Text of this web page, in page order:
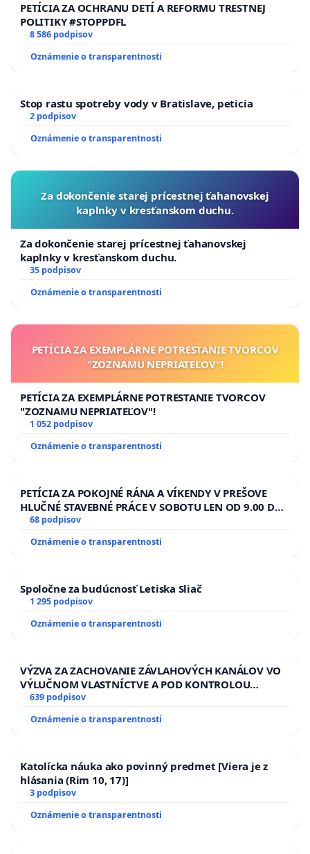
PETÍCIA ZA OCHRANU DETÍ A REFORMU TRESTNEJ
POLITIKY #STOPPDFL
8 586 podpisov
Oznámenie o transparentnosti
Stop rastu spotreby vody v Bratislave, peticia
2 podpisov
Oznámenie o transparentnosti
Za dokončenie starej prícestnej ťahanovskej
kaplnky v kresťanskom duchu.
Za dokončenie starej prícestnej ťahanovskej
kaplnky v kresťanskom duchu.
35 podpisov
Oznámenie o transparentnosti
PETÍCIA ZA EXEMPLÁRNE POTRESTANIE TVORCOV
"ZOZNAMU NEPRIATEĽOV"!
PETÍCIA ZA EXEMPLÁRNE POTRESTANIE TVORCOV
"ZOZNAMU NEPRIATEĽOV"!
1 052 podpisov
Oznámenie o transparentnosti
PETÍCIA ZA POKOJNÉ RÁNA A VÍKENDY V PREŠOVE
HLUČNÉ STAVEBNÉ PRÁCE V SOBOTU LEN OD 9.00 DO
13.00 HOD., CEZ PRACOVNÝ TÝŽDEŇ CIEĽ 8.00 – 18.00
HOD. A PRAVIDELNÁ KONTROLA STAVBY C-AREA NA
ĎUMBIERSKEJ/MAGU
68 podpisov
Oznámenie o transparentnosti
Spoločne za budúcnosť Letiska Sliač
1 295 podpisov
Oznámenie o transparentnosti
VÝZVA ZA ZACHOVANIE ZÁVLAHOVÝCH KANÁLOV VO
VÝLUČNOM VLASTNÍCTVE A POD KONTROLOU
SLOVENSKEJ REPUBLIKY & žiadosť na riešenie
zanedbaného stavu závlahových a odvodňovacích
kanálov na Slovensku
639 podpisov
Oznámenie o transparentnosti
Katolícka náuka ako povinný predmet [Viera je z
hlásania (Rim 10, 17)]
3 podpisov
Oznámenie o transparentnosti